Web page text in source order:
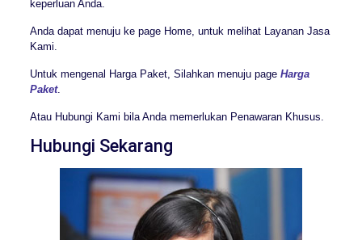
keperluan Anda.
Anda dapat menuju ke page Home, untuk melihat Layanan Jasa
Kami.
Untuk mengenal Harga Paket, Silahkan menuju page Harga
Paket.
Atau Hubungi Kami bila Anda memerlukan Penawaran Khusus.
Hubungi Sekarang